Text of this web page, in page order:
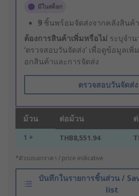
มีในสต็อก
9 ชิ้นพร้อมจัดส่งจากคลังสินค้
ต้องการสินค้าเพิ่มหรือไม่ ระบุจำ
‘ตรวจสอบวันจัดส่ง’ เพื่อดูข้อมูลเพิ่
อกสินค้าและการจัดส่ง
ตรวจสอบวันจัดส่ง
ม้วน ต่อม้วน
1 + THB8,551.94
*ตัวบ่งบอกราคา / price indicative
บันทึกในรายการชิ้นส่วน /
list